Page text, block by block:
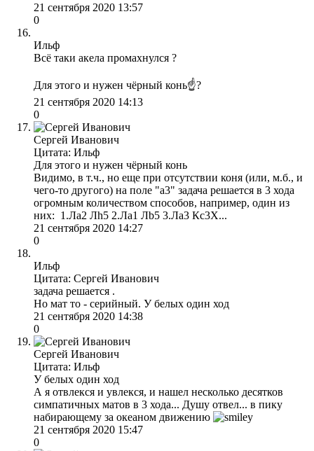
21 сентября 2020 13:57
0
Ильф
Всё таки акела промахнулся ?
Для этого и нужен чёрный конь☝?
21 сентября 2020 14:13
0
Сергей Иванович
Цитата: Ильф
Для этого и нужен чёрный конь
Видимо, в т.ч., но еще при отсутствии коня (или, м.б., и
чего-то другого) на поле "а3" задача решается в 3 хода
огромным количеством способов, например, один из
них: 1.Лa2 Лh5 2.Лa1 Лb5 3.Лa3 Кc3Х...
21 сентября 2020 14:27
0
Ильф
Цитата: Сергей Иванович
задача решается .
Но мат то - серийный. У белых один ход
21 сентября 2020 14:38
0
Сергей Иванович
Цитата: Ильф
У белых один ход
А я отвлекся и увлекся, и нашел несколько десятков
симпатичных матов в 3 хода... Душу отвел... в пику
набирающему за океаном движению
21 сентября 2020 15:47
0